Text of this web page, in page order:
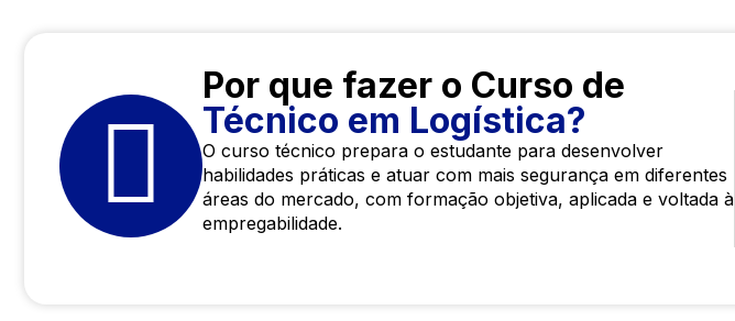
Por que fazer o Curso de
Técnico em Logística?
O curso técnico prepara o estudante para desenvolver
habilidades práticas e atuar com mais segurança em diferentes
áreas do mercado, com formação objetiva, aplicada e voltada à
empregabilidade.